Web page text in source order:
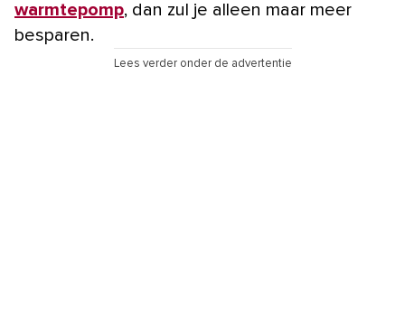
warmtepomp, dan zul je alleen maar meer
besparen.
Lees verder onder de advertentie